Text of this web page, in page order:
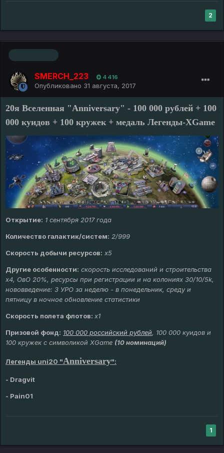
2
SMERCH_223 4 416
Опубликовано 31 августа, 2017
20я Вселенная "Anniversary" - 100 000 рублей + 100
000 куидов + 100 кружек + медаль Легенды-XGame
Открытие: 1 сентября 2017 года
Количество галактик/систем: 2/999
Скорость добычи ресурсов: х5
Другие особенности: скорость исследований и строительства
х4, ОвО 20%, ресурсы при регистрации и на колониях 30/10/5k,
нововведение: 3 УРО за неделю - в понедельник, среду и
пятницу в ночное обновление статистики
Скорость полета флотов: х1
Призовой фонд: 100 000 российский рублей, 100 000 куидов и
100 кружек с символикой XGame (10 номинаций)
Легенды uni20 "Anniversary":
- Dragvit
- Pain01
1